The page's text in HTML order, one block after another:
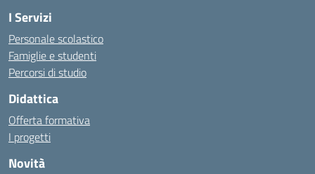
I Servizi
Personale scolastico
Famiglie e studenti
Percorsi di studio
Didattica
Offerta formativa
I progetti
Novità